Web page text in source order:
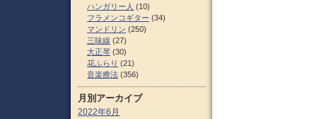
ハンガリー人 (10)
フラメンコギター (34)
マンドリン (250)
三味線 (27)
大正琴 (30)
花ふらり (21)
音楽療法 (356)
月別アーカイブ
2022年6月